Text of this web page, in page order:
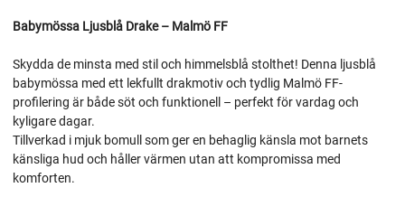
Babymössa Ljusblå Drake – Malmö FF
Skydda de minsta med stil och himmelsblå stolthet! Denna ljusblå
babymössa med ett lekfullt drakmotiv och tydlig Malmö FF-
profilering är både söt och funktionell – perfekt för vardag och
kyligare dagar.
Tillverkad i mjuk bomull som ger en behaglig känsla mot barnets
känsliga hud och håller värmen utan att kompromissa med
komforten.